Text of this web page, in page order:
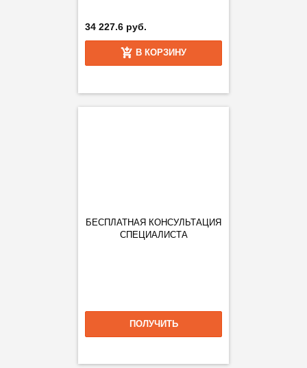
34 227.6 руб.
В КОРЗИНУ
БЕСПЛАТНАЯ КОНСУЛЬТАЦИЯ
СПЕЦИАЛИСТА
ПОЛУЧИТЬ